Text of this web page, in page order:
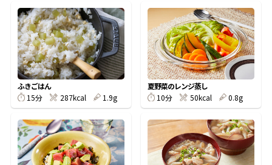
旨さ、別格。だし屋の鍋 韓福善シリーズ
汁物レシピ
時短レシピ
おいしいレシピを商品から探す
かつお節レシピ
かつお節・だしをもっと知る
ヤマキ かつお節プラス®
かつお節・だしを楽しむ
だしコミュ
- ヤマキ かつお節プラス®
採用情報
- ジョブリターン制
オンラインショップ
コミュニティサイト
Global
ふきごはん
15分
287kcal 1.9g
夏野菜のレンジ蒸し
10分
50kcal 0.8g